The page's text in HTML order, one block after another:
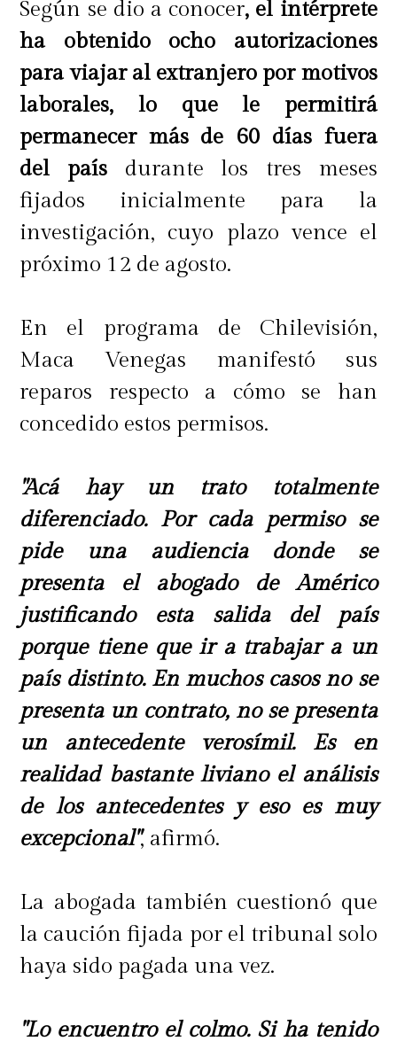
Según se dio a conocer, el intérprete
ha obtenido ocho autorizaciones
para viajar al extranjero por motivos
laborales, lo que le permitirá
permanecer más de 60 días fuera
del país durante los tres meses
fijados inicialmente para la
investigación, cuyo plazo vence el
próximo 12 de agosto.
En el programa de Chilevisión,
Maca Venegas manifestó sus
reparos respecto a cómo se han
concedido estos permisos.
"Acá hay un trato totalmente
diferenciado. Por cada permiso se
pide una audiencia donde se
presenta el abogado de Américo
justificando esta salida del país
porque tiene que ir a trabajar a un
país distinto. En muchos casos no se
presenta un contrato, no se presenta
un antecedente verosímil. Es en
realidad bastante liviano el análisis
de los antecedentes y eso es muy
excepcional", afirmó.
La abogada también cuestionó que
la caución fijada por el tribunal solo
haya sido pagada una vez.
"Lo encuentro el colmo. Si ha tenido